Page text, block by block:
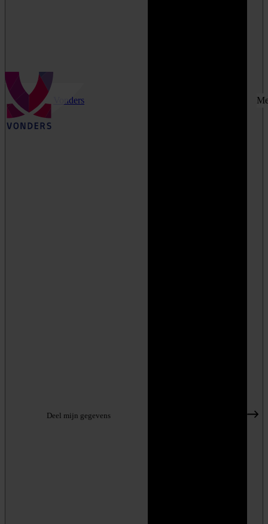
Vonders
Deel mijn gegevens